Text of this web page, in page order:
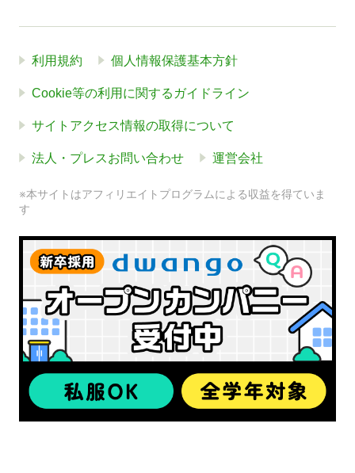
利用規約 個人情報保護基本方針
Cookie等の利用に関するガイドライン
サイトアクセス情報の取得について
法人・プレスお問い合わせ 運営会社
※本サイトはアフィリエイトプログラムによる収益を得ていま
す